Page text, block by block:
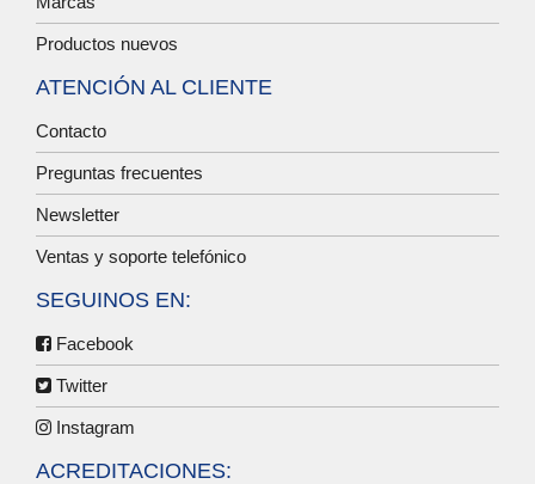
Productos nuevos
ATENCIÓN AL CLIENTE
Contacto
Preguntas frecuentes
Newsletter
Ventas y soporte telefónico
SEGUINOS EN:
Facebook
Twitter
Instagram
ACREDITACIONES: